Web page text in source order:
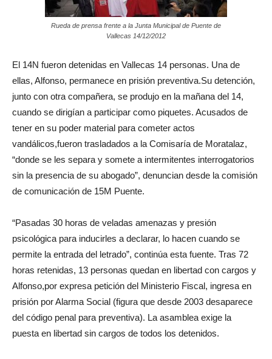
Rueda de prensa frente a la Junta Municipal de Puente de
Vallecas 14/12/2012
El 14N fueron detenidas en Vallecas 14 personas. Una de
ellas, Alfonso, permanece en prisión preventiva.Su detención,
junto con otra compañera, se produjo en la mañana del 14,
cuando se dirigían a participar como piquetes. Acusados de
tener en su poder material para cometer actos
vandálicos,fueron trasladados a la Comisaría de Moratalaz,
“donde se les separa y somete a intermitentes interrogatorios
sin la presencia de su abogado”, denuncian desde la comisión
de comunicación de 15M Puente.
“Pasadas 30 horas de veladas amenazas y presión
psicológica para inducirles a declarar, lo hacen cuando se
permite la entrada del letrado”, continúa esta fuente. Tras 72
horas retenidas, 13 personas quedan en libertad con cargos y
Alfonso,por expresa petición del Ministerio Fiscal, ingresa en
prisión por Alarma Social (figura que desde 2003 desaparece
del código penal para preventiva). La asamblea exige la
puesta en libertad sin cargos de todos los detenidos.